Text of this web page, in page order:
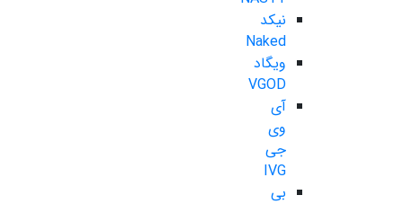
نیکد
Naked
ویگاد
VGOD
آی
وی
جی
IVG
بی